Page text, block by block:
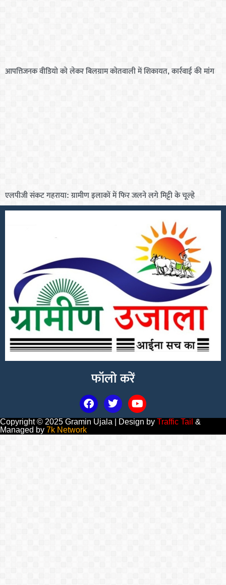
आपत्तिजनक वीडियो को लेकर बिलग्राम कोतवाली में शिकायत, कार्रवाई की मांग
एलपीजी संकट गहराया: ग्रामीण इलाकों में फिर जलने लगे मिट्टी के चूल्हे
फॉलो करें
Copyright © 2025 Gramin Ujala | Design by Traffic Tail &
Managed by 7k Network